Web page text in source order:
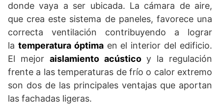
donde vaya a ser ubicada. La cámara de aire,
que crea este sistema de paneles, favorece una
correcta ventilación contribuyendo a lograr
la temperatura óptimaen el interior del edificio.
El mejor aislamiento acústicoy la regulación
frente a las temperaturas de frío o calor extremo
son dos de las principales ventajas que aportan
las fachadas ligeras.